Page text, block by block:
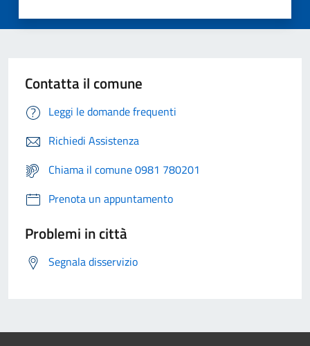
Contatta il comune
Leggi le domande frequenti
Richiedi Assistenza
Chiama il comune 0981 780201
Prenota un appuntamento
Problemi in città
Segnala disservizio